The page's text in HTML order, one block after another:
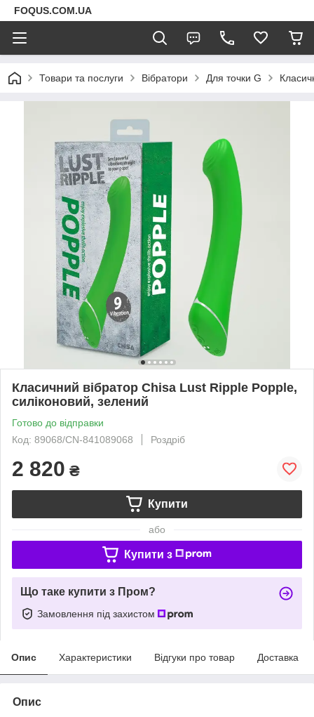
FOQUS.COM.UA
Товари та послуги Вібратори Для точки G
Класичний вібратор Chisa Lust Ripple Popple,
силіконовий, зелений
Готово до відправки
Код: 89068/CN-841089068
Роздріб
2 820 ₴
Купити
або
Купити з
Що таке купити з Пром?
Замовлення під захистом
Опис Характеристики Відгуки про товар Доставка
Опис